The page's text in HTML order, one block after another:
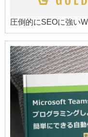
圧倒的にSEOに強い